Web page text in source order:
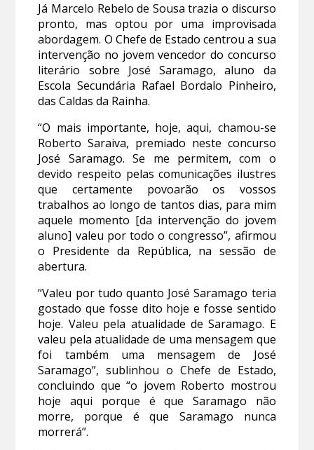
Já Marcelo Rebelo de Sousa trazia o discurso
pronto, mas optou por uma improvisada
abordagem. O Chefe de Estado centrou a sua
intervenção no jovem vencedor do concurso
literário sobre José Saramago, aluno da
Escola Secundária Rafael Bordalo Pinheiro,
das Caldas da Rainha.
“O mais importante, hoje, aqui, chamou-se
Roberto Saraiva, premiado neste concurso
José Saramago. Se me permitem, com o
devido respeito pelas comunicações ilustres
que certamente povoarão os vossos
trabalhos ao longo de tantos dias, para mim
aquele momento [da intervenção do jovem
aluno] valeu por todo o congresso”, afirmou
o Presidente da República, na sessão de
abertura.
“Valeu por tudo quanto José Saramago teria
gostado que fosse dito hoje e fosse sentido
hoje. Valeu pela atualidade de Saramago. E
valeu pela atualidade de uma mensagem que
foi também uma mensagem de José
Saramago”, sublinhou o Chefe de Estado,
concluindo que “o jovem Roberto mostrou
hoje aqui porque é que Saramago não
morre, porque é que Saramago nunca
morrerá”.